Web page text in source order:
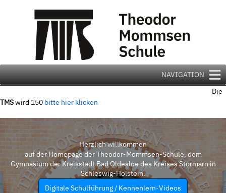
NAVIGATION
Die
TMSwird 150 bitte hier klicken
Herzlich willkommen
auf der Homepage der Theodor-Mommsen-Schule, dem
Gymnasium der Kreisstadt Bad Oldesloe des Kreises Stormarn in
Schleswig-Holstein.
Digitale Schulführung / Kennenlern-Videos